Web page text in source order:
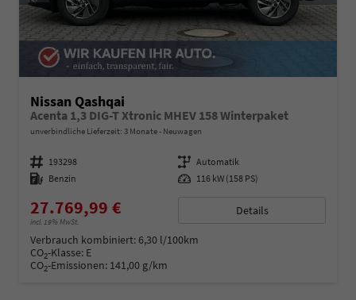
Nissan Qashqai
Acenta 1,3 DIG-T Xtronic MHEV 158 Winterpaket
unverbindliche Lieferzeit: 3 Monate Neuwagen
Fahrzeugnummer 193298 Getriebe Automatik
Kraftstoff Benzin Leistung 116 kW (158 PS)
27.769,99 €
incl. 19% MwSt.
Details
Verbrauch kombiniert:6,30 l/100km
CO2-Klasse: E
CO2-Emissionen: 141,00 g/km